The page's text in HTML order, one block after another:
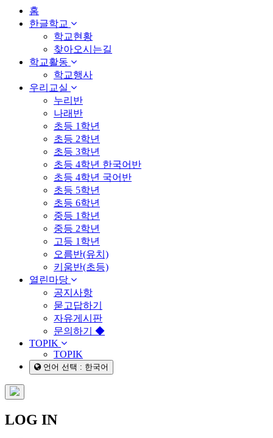
홈
한글학교
학교현황
찾아오시는길
학교활동
학교행사
우리교실
누리반
나래반
초등 1학년
초등 2학년
초등 3학년
초등 4학년 한국어반
초등 4학년 국어반
초등 5학년
초등 6학년
중등 1학년
중등 2학년
고등 1학년
오름반(유치)
키움반(초등)
열린마당
공지사항
묻고답하기
자유게시판
문의하기 ◆
TOPIK
TOPIK
언어 선택 : 한국어
LOG IN